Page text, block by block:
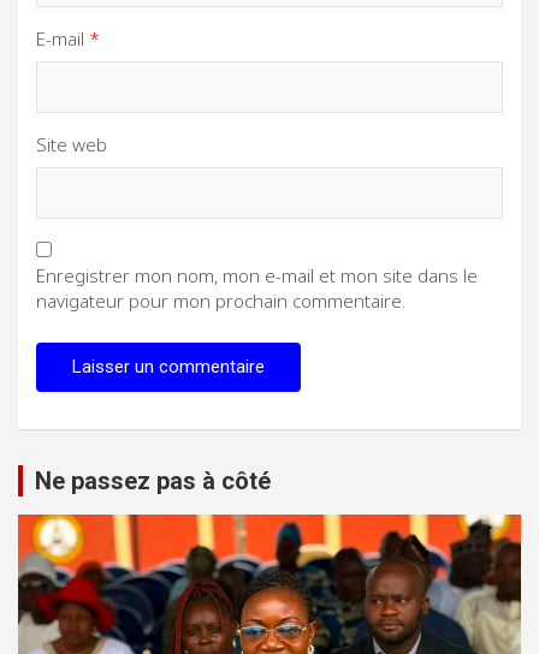
E-mail *
Site web
Enregistrer mon nom, mon e-mail et mon site dans le
navigateur pour mon prochain commentaire.
Ne passez pas à côté